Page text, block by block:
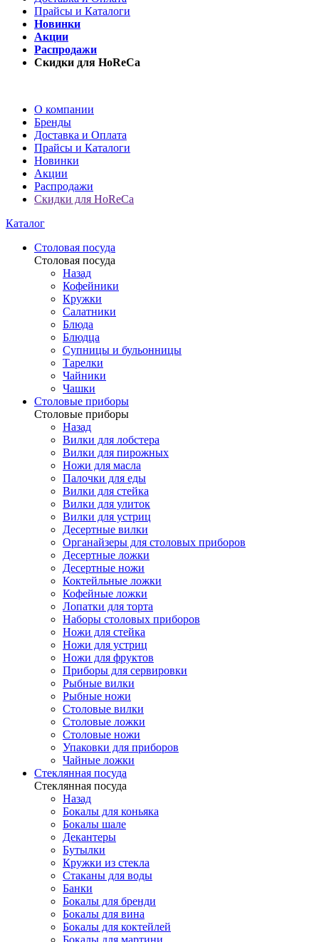
Прайсы и Каталоги
Новинки
Акции
Распродажи
Скидки для HoReCa
О компании
Бренды
Доставка и Оплата
Прайсы и Каталоги
Новинки
Акции
Распродажи
Скидки для HoReCa
Каталог
Столовая посуда
Столовая посуда
Назад
Кофейники
Кружки
Салатники
Блюда
Блюдца
Супницы и бульонницы
Тарелки
Чайники
Чашки
Cтоловые приборы
Cтоловые приборы
Назад
Вилки для лобстера
Вилки для пирожных
Ножи для масла
Палочки для еды
Вилки для стейка
Вилки для улиток
Вилки для устриц
Десертные вилки
Органайзеры для столовых приборов
Десертные ложки
Десертные ножи
Коктейльные ложки
Кофейные ложки
Лопатки для торта
Наборы столовых приборов
Ножи для стейка
Ножи для устриц
Ножи для фруктов
Приборы для сервировки
Рыбные вилки
Рыбные ножи
Столовые вилки
Столовые ложки
Столовые ножи
Упаковки для приборов
Чайные ложки
Стеклянная посуда
Стеклянная посуда
Назад
Бокалы для коньяка
Бокалы шале
Декантеры
Бутылки
Кружки из стекла
Стаканы для воды
Банки
Бокалы для бренди
Бокалы для вина
Бокалы для коктейлей
Бокалы для мартини